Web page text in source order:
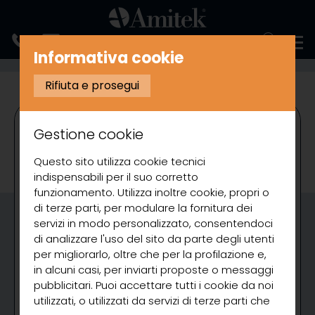
PREPARAZIONE PELAPATATE
Informativa cookie
Rifiuta e prosegui
Gestione cookie
Questo sito utilizza cookie tecnici
indispensabili per il suo corretto
funzionamento. Utilizza inoltre cookie, propri o
di terze parti, per modulare la fornitura dei
servizi in modo personalizzato, consentendoci
di analizzare l'uso del sito da parte degli utenti
per migliorarlo, oltre che per la profilazione e,
in alcuni casi, per inviarti proposte o messaggi
pubblicitari. Puoi accettare tutti i cookie da noi
utilizzati, o utilizzati da servizi di terze parti che